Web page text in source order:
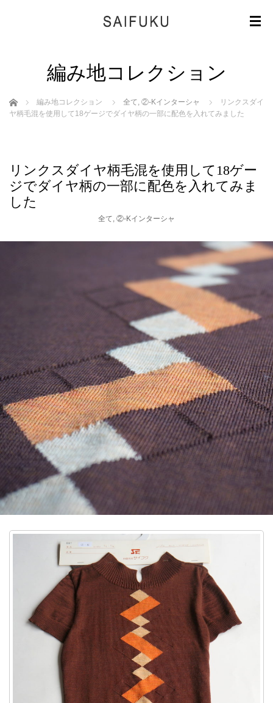
編み地コレクション
ホーム 編み地コレクション 全て, ②-Kインターシャ
リンクスダイ
ヤ柄毛混を使用して18ゲージでダイヤ柄の一部に配色を入れてみました
リンクスダイヤ柄毛混を使用して18ゲー
ジでダイヤ柄の一部に配色を入れてみま
した
全て, ②-Kインターシャ